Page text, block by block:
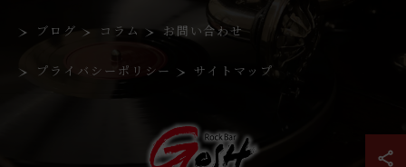
ブログ コラム お問い合わせ
プライバシーポリシー サイトマップ